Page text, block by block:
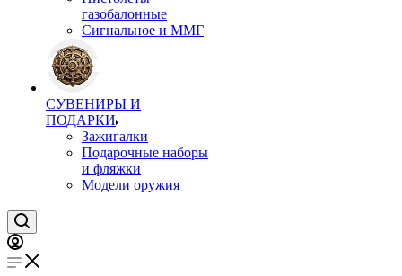
газобалонные
Сигнальное и ММГ
СУВЕНИРЫ И
ПОДАРКИ
Зажигалки
Подарочные наборы
и фляжки
Модели оружия